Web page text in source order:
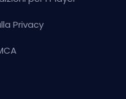
Privacy